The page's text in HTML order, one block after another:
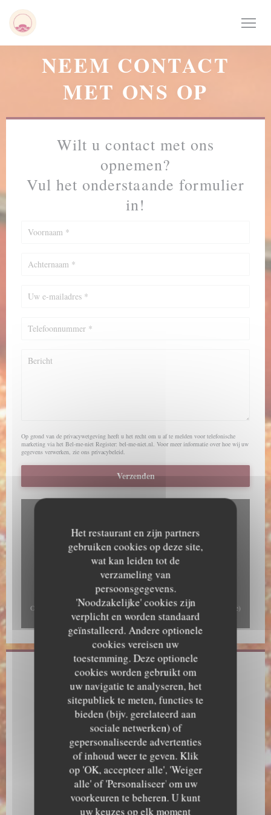
Het restaurant en zijn partners
gebruiken cookies op deze site,
wat kan leiden tot de
verzameling van
persoonsgegevens.
'Noodzakelijke' cookies zijn
verplicht en worden standaard
geïnstalleerd. Andere optionele
cookies vereisen uw
toestemming. Deze optionele
cookies worden gebruikt om
uw navigatie te analyseren, het
sitepubliek te meten, functies te
bieden (bijv. gerelateerd aan
sociale netwerken) of
gepersonaliseerde advertenties
of inhoud weer te geven. Klik
op 'OK, accepteer alle', 'Weiger
alle' of 'Personaliseer' om uw
voorkeuren te beheren. U kunt
uw keuzes op elk moment
NEEM CONTACT
MET ONS OP
Wilt u contact met ons
opnemen?
Vul het onderstaande formulier
in!
Op grond van de privacywetgeving heeft u het recht om u af te melden voor telefonische
marketing via het Bel-me-niet Register: bel-me-niet.nl. Voor meer informatie over hoe wij uw
gegevens verwerken, zie ons privacybeleid.
Om de interactieve Waze-kaart weer te geven, moet u Waze Map (Google)
cookies accepteren. Deze cookies kunnen navigatie- en locatiegegevens
verzamelen.
Toestaan
Algemene informatie
Keuken
Grillet ål, Japans
Soort bedrijf
Japans restaurant
Diensten
Geen honden, WIFI, Kamer met airconditioning
Betaalmethoden